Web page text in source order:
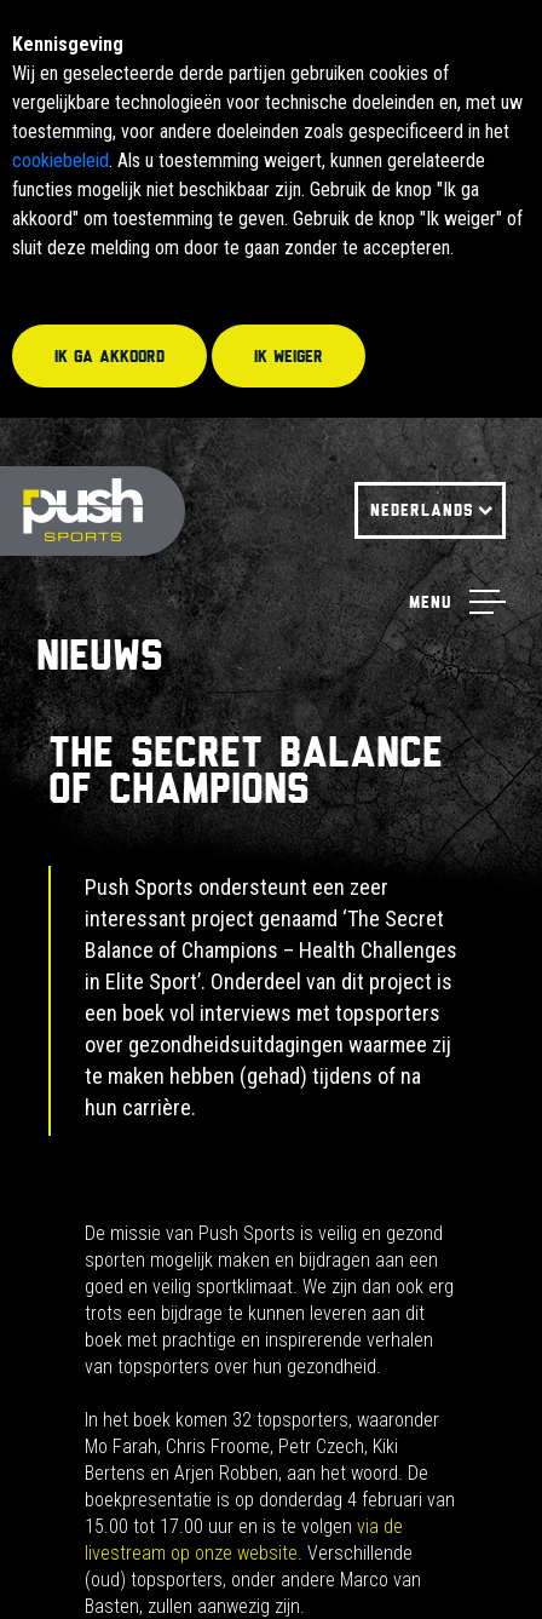
Kennisgeving
Wij en geselecteerde derde partijen gebruiken cookies of
vergelijkbare technologieën voor technische doeleinden en, met uw
toestemming, voor andere doeleinden zoals gespecificeerd in het
cookiebeleid. Als u toestemming weigert, kunnen gerelateerde
functies mogelijk niet beschikbaar zijn. Gebruik de knop "Ik ga
akkoord" om toestemming te geven. Gebruik de knop "Ik weiger" of
sluit deze melding om door te gaan zonder te accepteren.
Ik ga akkoord Ik weiger
NEDERLANDS
Menu
Nieuws
The secret balance
of champions
Push Sports ondersteunt een zeer
interessant project genaamd ‘The Secret
Balance of Champions – Health Challenges
in Elite Sport’. Onderdeel van dit project is
een boek vol interviews met topsporters
over gezondheidsuitdagingen waarmee zij
te maken hebben (gehad) tijdens of na
hun carrière.
De missie van Push Sports is veilig en gezond
sporten mogelijk maken en bijdragen aan een
goed en veilig sportklimaat. We zijn dan ook erg
trots een bijdrage te kunnen leveren aan dit
boek met prachtige en inspirerende verhalen
van topsporters over hun gezondheid.
In het boek komen 32 topsporters, waaronder
Mo Farah, Chris Froome, Petr Czech, Kiki
Bertens en Arjen Robben, aan het woord. De
boekpresentatie is op donderdag 4 februari van
15.00 tot 17.00 uur en is te volgen via de
livestream op onze website. Verschillende
(oud) topsporters, onder andere Marco van
Basten, zullen aanwezig zijn.